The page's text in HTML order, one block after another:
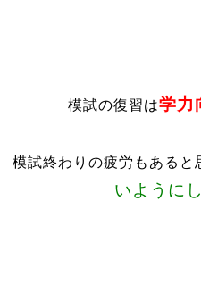
模試の復習は学力
模試終わりの疲労もあると
いように